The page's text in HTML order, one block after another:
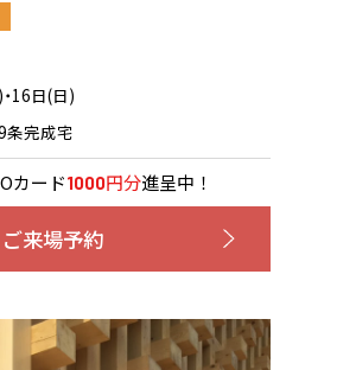
16日(日)
条完成宅
カード1000円分進呈中！
ご来場予約